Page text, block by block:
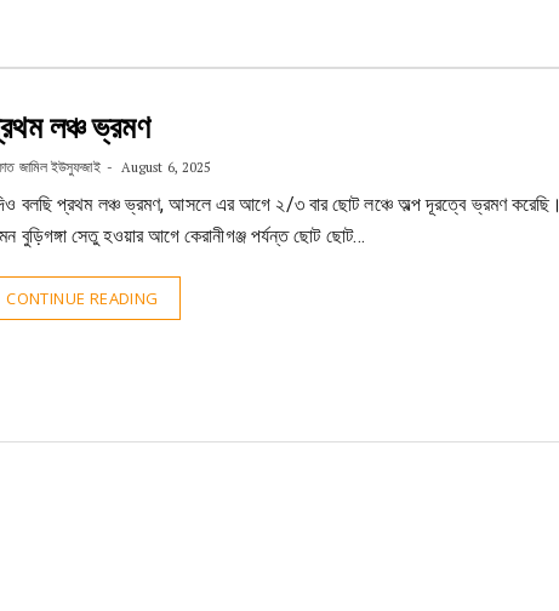
লঞ্চ ভ্রমণ
জামিল ইউসুফজাই August 6, 2025
বলছি প্রথম লঞ্চ ভ্রমণ, আসলে এর আগে ২/৩ বার ছোট লঞ্চে অল্প দূরত্বে ভ্রমণ করেছি।
বুড়িগঙ্গা সেতু হওয়ার আগে কেরানীগঞ্জ পর্যন্ত ছোট ছোট…
CONTINUE READING